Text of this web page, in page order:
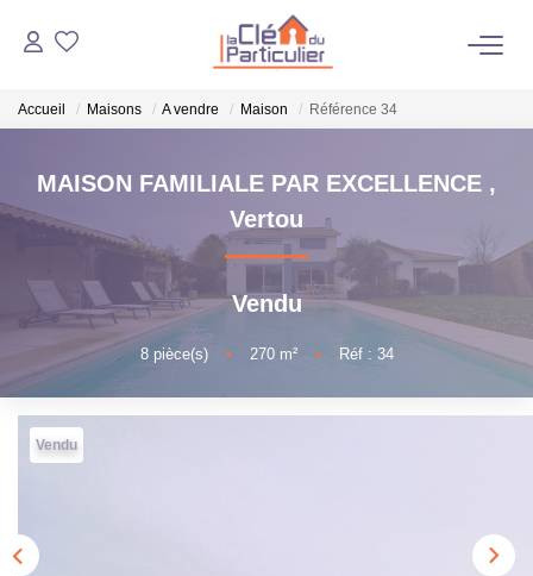
VENTES
NOTRE AGENCE
ESTIMATION
NOS BIENS VENDUS
OUTILS
Accueil Maisons A vendre Maison Référence 34
MAISON FAMILIALE PAR EXCELLENCE ,
Vertou
Vendu
8pièce(s) • 270m² • Réf : 34
Vendu